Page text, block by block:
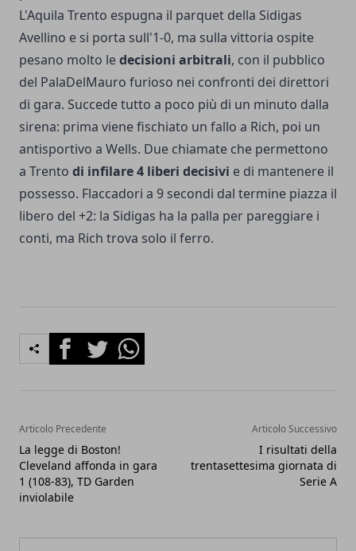
L'Aquila Trento espugna il parquet della Sidigas
Avellino e si porta sull'1-0, ma sulla vittoria ospite
pesano molto ledecisioni arbitrali, con il pubblico
del PalaDelMauro furioso nei confronti dei direttori
di gara. Succede tutto a poco più di un minuto dalla
sirena: prima viene fischiato un fallo a Rich, poi un
antisportivo a Wells. Due chiamate che permettono
a Trento di infilare 4 liberi decisivi e di mantenere il
possesso. Flaccadori a 9 secondi dal termine piazza il
libero del +2: la Sidigas ha la palla per pareggiare i
conti, ma Rich trova solo il ferro.
FacebookTwitterWhatsapp
Articolo Precedente
La legge di Boston!
Cleveland affonda in gara
1 (108-83), TD Garden
inviolabile
Articolo Successivo
I risultati della
trentasettesima giornata di
Serie A